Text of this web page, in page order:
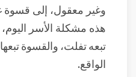
وغير معقول، إلى قسوة
هذه مشكلة الأسر
تبعه تفلت، والقسوة
الواقع.